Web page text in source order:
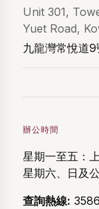
Unit 301,
Yuet Road,
九龍灣常悅道9
辦公時間
星期一至五：
星期六、日及
查詢熱線: